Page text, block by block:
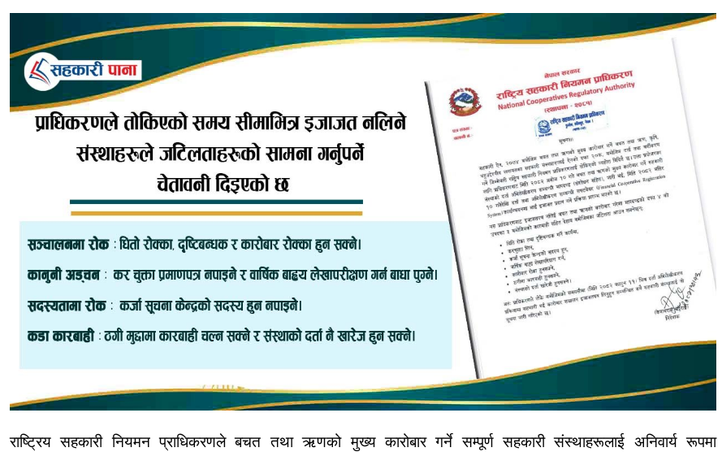
राष्ट्रिय सहकारी नियमन प्राधिकरणले बचत तथा ऋणको मुख्य कारोबार गर्ने सम्पूर्ण सहकारी संस्थाहरूलाई अनिवार्य रूपमा